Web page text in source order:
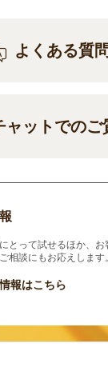
よくある質問
ャットでのご
とって試せるほか、
相談にもお応えします。
報はこちら